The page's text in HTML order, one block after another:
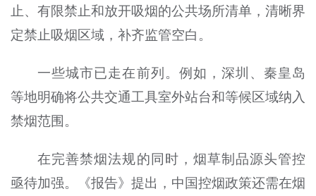
止、有限禁止和放开吸烟的公共场所清单，清晰界
定禁止吸烟区域，补齐监管空白。
一些城市已走在前列。例如，深圳、秦皇岛
等地明确将公共交通工具室外站台和等候区域纳入
禁烟范围。
在完善禁烟法规的同时，烟草制品源头管控
亟待加强。《报告》提出，中国控烟政策还需在烟